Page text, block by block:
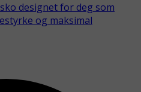
designet for deg som
og maksimal